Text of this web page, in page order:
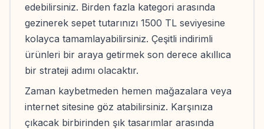
edebilirsiniz. Birden fazla kategori arasında
gezinerek sepet tutarınızı 1500 TL seviyesine
kolayca tamamlayabilirsiniz. Çeşitli indirimli
ürünleri bir araya getirmek son derece akıllıca
bir strateji adımı olacaktır.
Zaman kaybetmeden hemen mağazalara veya
internet sitesine göz atabilirsiniz. Karşınıza
çıkacak birbirinden şık tasarımlar arasında